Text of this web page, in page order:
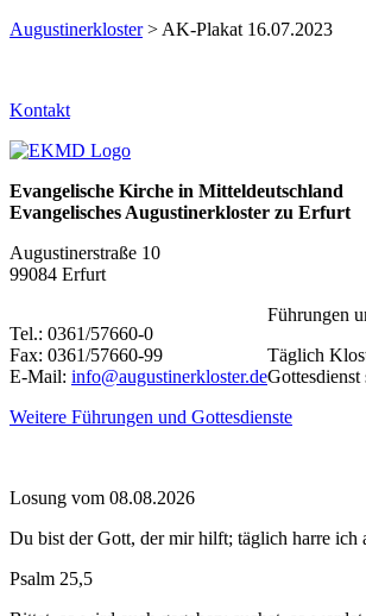
Augustinerkloster> AK-Plakat 16.07.2023
Kontakt
Evangelische Kirche in Mitteldeutschland
Evangelisches Augustinerkloster zu Erfurt
Augustinerstraße 10
99084 Erfurt
Tel.: 0361/57660-0
Fax: 0361/57660-99
E-Mail: info@augustinerkloster.de
Führungen
Täglich
Weitere Führungen und Gottesdienste
Losung vom 08.08.2026
Du bist der Gott, der mir hilft; täglich harre ich
Psalm 25,5